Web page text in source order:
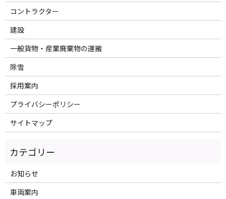
コントラクター
建設
一般貨物・産業廃棄物の運搬
除雪
採用案内
プライバシーポリシー
サイトマップ
お知らせ
車両案内